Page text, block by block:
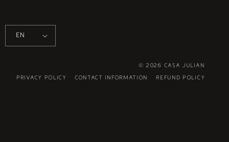
EN
© 2026 Casa Julian
Privacy policy
Contact information Refund policy